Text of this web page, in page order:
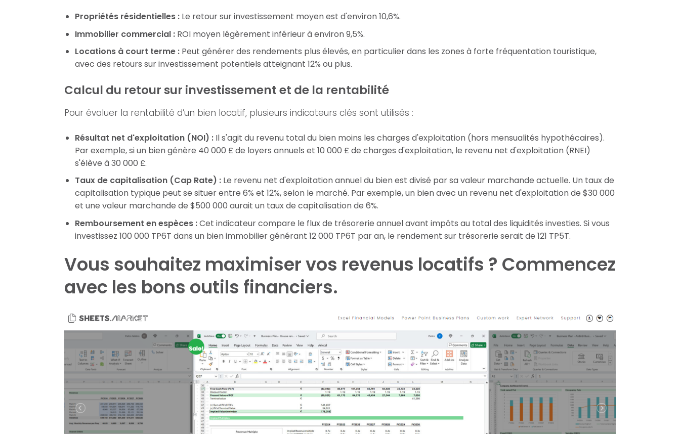
Propriétés résidentielles :Le retour sur investissement moyen est d'environ 10,6%.
Immobilier commercial :ROI moyen légèrement inférieur à environ 9,5%.
Locations à court terme :Peut générer des rendements plus élevés, en particulier dans les zones à forte fréquentation touristique,
avec des retours sur investissement potentiels atteignant 12% ou plus.
Calcul du retour sur investissement et de la rentabilité
Pour évaluer la rentabilité d’un bien locatif, plusieurs indicateurs clés sont utilisés :
Résultat net d'exploitation (NOI) :Il s'agit du revenu total du bien moins les charges d'exploitation (hors mensualités hypothécaires).
Par exemple, si un bien génère 40 000 £ de loyers annuels et 10 000 £ de charges d'exploitation, le revenu net d'exploitation (RNEI)
s'élève à 30 000 £.
Taux de capitalisation (Cap Rate) :Le revenu net d'exploitation annuel du bien est divisé par sa valeur marchande actuelle. Un taux de
capitalisation typique peut se situer entre 6% et 12%, selon le marché. Par exemple, un bien avec un revenu net d'exploitation de $30 000
et une valeur marchande de $500 000 aurait un taux de capitalisation de 6%.
Remboursement en espèces :Cet indicateur compare le flux de trésorerie annuel avant impôts au total des liquidités investies. Si vous
investissez 100 000 TP6T dans un bien immobilier générant 12 000 TP6T par an, le rendement sur trésorerie serait de 121 TP5T.
Vous souhaitez maximiser vos revenus locatifs ? Commencez
avec les bons outils financiers.